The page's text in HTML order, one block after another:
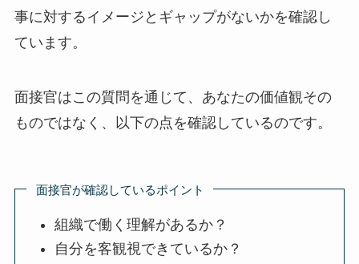
事に対するイメージとギャップがないかを確認し
ています。
面接官はこの質問を通じて、あなたの価値観その
ものではなく、以下の点を確認しているのです。
面接官が確認しているポイント
組織で働く理解があるか？
自分を客観視できているか？